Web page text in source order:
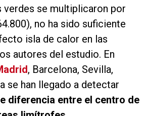
verdes se multiplicaron por
no ha sido suficiente
isla de calor en las
autores del estudio. En
, Barcelona, Sevilla,
se han llegado a detectar
diferencia entre el centro de